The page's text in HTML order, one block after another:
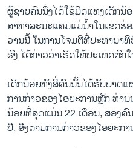
ຕິດຕາມພວກເຮົາ ທີ່
ຜູ້​ຊາຍ​ຄົນ​ນຶ່ງ​ໄດ້​ໃຊ້​ມີດ​ແທງ​ເດັກ​ນ້
ສາ​ທາ​ລະ​ນະ​ແຄມ​ແມ່​ນ້ຳ​ໃນ​ເຂດ​ຮ່
ວານນີ້ ໃນ​ການ​ໂຈ​ມ​ຕີ​ທີ່​ປະ​ທາ​ນາ​
ຣົງ ໄດ້​ກ່າວ​ວ່າ​ເຮັດ​ໃຫ້​ປະ​ເທດ​ຕົກ​
ເດັກ​ນ້ອຍ​ທັງ​ສີ່​ຄົນ​ນັ້ນ​ໄດ້​ຮັບ​ບາດ​
ການ​ກ່າວ​ຂອງ​ໄອ​ຍະ​ການ​ຫຼັກ ທ່າ
ນ້ອຍ​ທີ່​ສຸດ​ແມ່ນ 22 ເດືອນ, ສອງ​
ປີ, ອີງ​ຕາມ​ການ​ກ່າວ​ຂອງ​ໄອ​ຍະ​ກາ